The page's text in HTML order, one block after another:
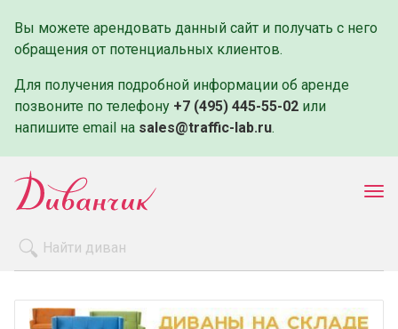
Вы можете арендовать данный сайт и получать с него
обращения от потенциальных клиентов.
Для получения подробной информации об аренде
позвоните по телефону +7 (495) 445-55-02 или
напишите email на sales@traffic-lab.ru.
Оплата и доставка